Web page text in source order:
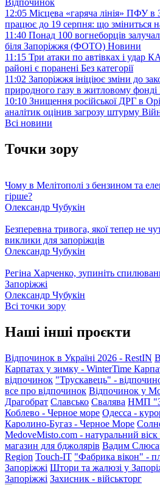
12:05 Місцева «гаряча лінія» ПФУ в
працює до 19 серпня: що зміниться
11:40 Понад 100 вогнеборців
біля Запоріжжя (ФОТО) Новини
11:15 Три атаки по автівках і удар
районі є поранені Без категорії
11:02 Запоріжжя ініціює зміни до
природного газу в житловому фонді
10:10 Знищення російської ДРГ в
аналітик оцінив загрозу штурму
Всі новини
Точки зору
Чому в Мелітополі з бензином та
гірше?
Олександр Чубукін
Безперевна тривога, якої тепер не
виклики для запоріжців
Олександр Чубукін
Регіна Харченко, зупиніть
Запоріжжі
Олександр Чубукін
Всі точки зору
Наші інші проєкти
Відпочинок в Україні 2026 - RestIN
Карпатах у зимку - WinterTime
відпочинок "Трускавець" -
все про відпочинок Відпочинок у
Драгобрат Славсько Свалява НМП
Коблево - Черное море Одесса -
Каролино-Бугаз - Черное Море
MedoveMisto.com - натуральний
магазин для бджолярів Вадим
Region Touch-IT "Фабрика вікон" -
Запоріжжі Штори та жалюзі у
Запоріжжі Захисник - військторг